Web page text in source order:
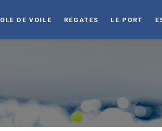
DE VOILE RÉGATES LE PORT